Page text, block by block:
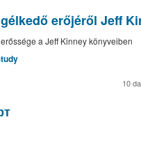
erőjéről Jeff
a Jeff Kinney könyveiben
10